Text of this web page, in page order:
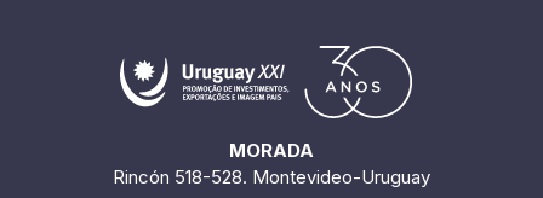
MORADA
Rincón 518-528. Montevideo-Uruguay